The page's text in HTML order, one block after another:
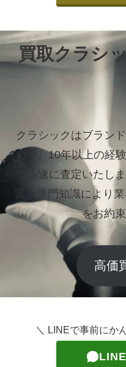
買取クラシ
クラシックはブラン
です。10年以上の経
つ迅速に査定いたしま
富な専門知識により
をお約
高価
＼ LINEで事前にか